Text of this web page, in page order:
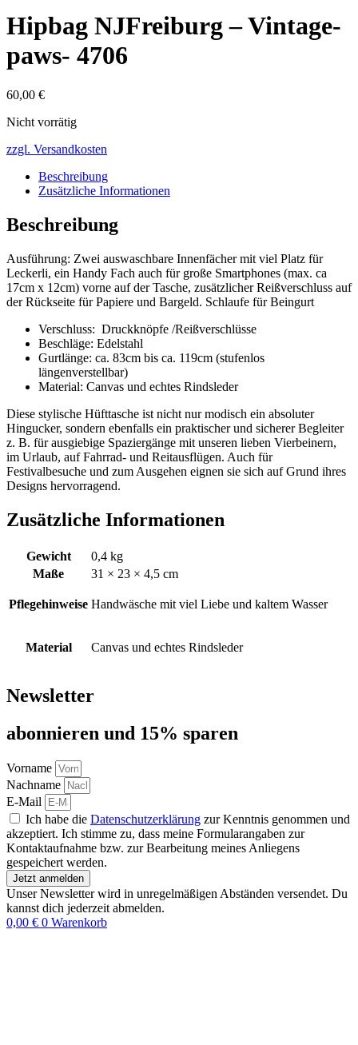
Hipbag NJFreiburg – Vintage-
paws- 4706
60,00 €
Nicht vorrätig
zzgl. Versandkosten
Beschreibung
Zusätzliche Informationen
Beschreibung
Ausführung: Zwei auswaschbare Innenfächer mit viel Platz für
Leckerli, ein Handy Fach auch für große Smartphones (max. ca
17cm x 12cm) vorne auf der Tasche, zusätzlicher Reißverschluss auf
der Rückseite für Papiere und Bargeld. Schlaufe für Beingurt
Verschluss: Druckknöpfe /Reißverschlüsse
Beschläge: Edelstahl
Gurtlänge: ca. 83cm bis ca. 119cm (stufenlos
längenverstellbar)
Material: Canvas und echtes Rindsleder
Diese stylische Hüfttasche ist nicht nur modisch ein absoluter
Hingucker, sondern ebenfalls ein praktischer und sicherer Begleiter
z. B. für ausgiebige Spaziergänge mit unseren lieben Vierbeinern,
im Urlaub, auf Fahrrad- und Reitausflügen. Auch für
Festivalbesuche und zum Ausgehen eignen sie sich auf Grund ihres
Designs hervorragend.
Zusätzliche Informationen
Gewicht
0,4 kg
Maße
31 × 23 × 4,5 cm
Pflegehinweise Handwäsche mit viel Liebe und kaltem Wasser
Material Canvas und echtes Rindsleder
Newsletter
abon­nie­ren und 15% sparen
Vorname
Nachname
E-Mail
Ich habe die Datenschutzerklärung zur Kenntnis genommen und
akzeptiert. Ich stimme zu, dass meine Formularangaben zur
Kontaktaufnahme bzw. zur Bearbeitung meines Anliegens
gespeichert werden.
Jetzt anmelden
Unser Newsletter wird in unregelmäßigen Abständen versendet. Du
kannst dich jederzeit abmelden.
0,00 € 0 Warenkorb